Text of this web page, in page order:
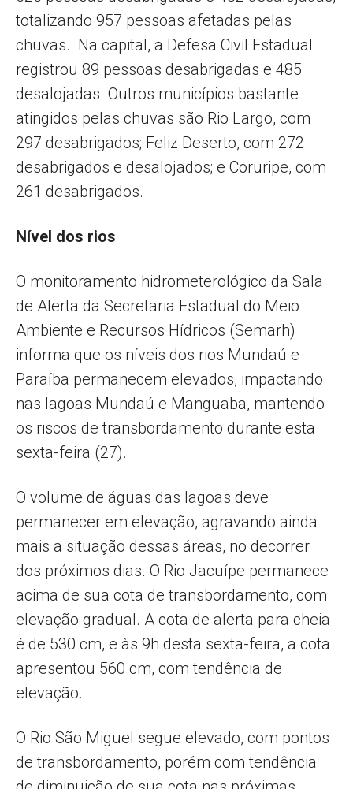
totalizando 957 pessoas afetadas pelas
chuvas. Na capital, a Defesa Civil Estadual
registrou 89 pessoas desabrigadas e 485
desalojadas. Outros municípios bastante
atingidos pelas chuvas são Rio Largo, com
297 desabrigados; Feliz Deserto, com 272
desabrigados e desalojados; e Coruripe, com
261 desabrigados.
Nível dos rios
O monitoramento hidrometerológico da Sala
de Alerta da Secretaria Estadual do Meio
Ambiente e Recursos Hídricos (Semarh)
informa que os níveis dos rios Mundaú e
Paraíba permanecem elevados, impactando
nas lagoas Mundaú e Manguaba, mantendo
os riscos de transbordamento durante esta
sexta-feira (27).
O volume de águas das lagoas deve
permanecer em elevação, agravando ainda
mais a situação dessas áreas, no decorrer
dos próximos dias. O Rio Jacuípe permanece
acima de sua cota de transbordamento, com
elevação gradual. A cota de alerta para cheia
é de 530 cm, e às 9h desta sexta-feira, a cota
apresentou 560 cm, com tendência de
elevação.
O Rio São Miguel segue elevado, com pontos
de transbordamento, porém com tendência